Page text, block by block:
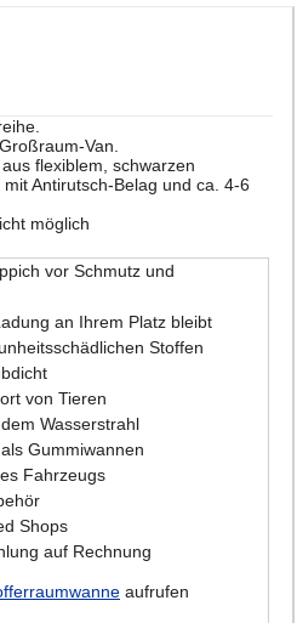
Van.
flexiblem, schwarzen
Antirutsch-Belag und ca. 4-6
möglich
vor Schmutz und
an Ihrem Platz bleibt
Stoffen
von Tieren
Wasserstrahl
Gummiwannen
Fahrzeugs
Shops
auf Rechnung
aufrufen